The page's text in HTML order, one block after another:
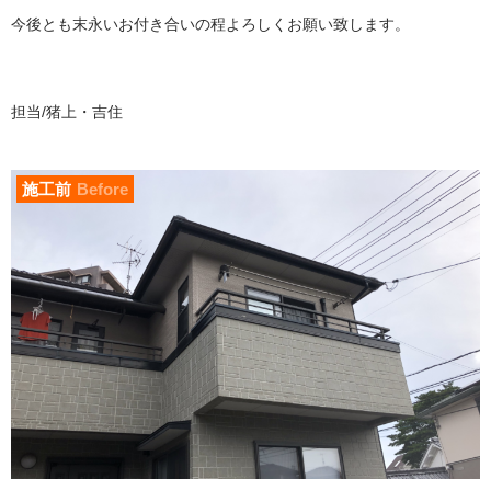
今後とも末永いお付き合いの程よろしくお願い致します。
担当/猪上・吉住
施工前 Before